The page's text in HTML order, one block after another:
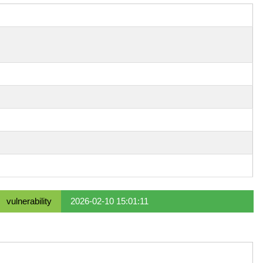
vulnerability 2026-02-10 15:01:11